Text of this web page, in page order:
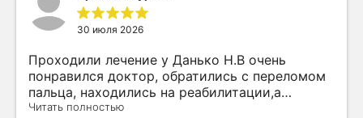
30 июля 2026
Проходили лечение у Данько Н.В очень
понравился доктор, обратились с переломом
пальца, находились на реабилитации,а
клиники чувство и уютно, приветливые
Читать полностью